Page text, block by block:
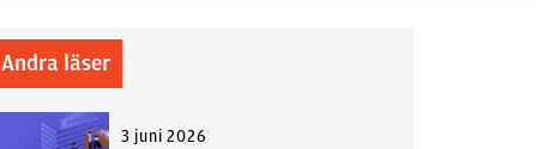
Andra läser
3 juni 2026